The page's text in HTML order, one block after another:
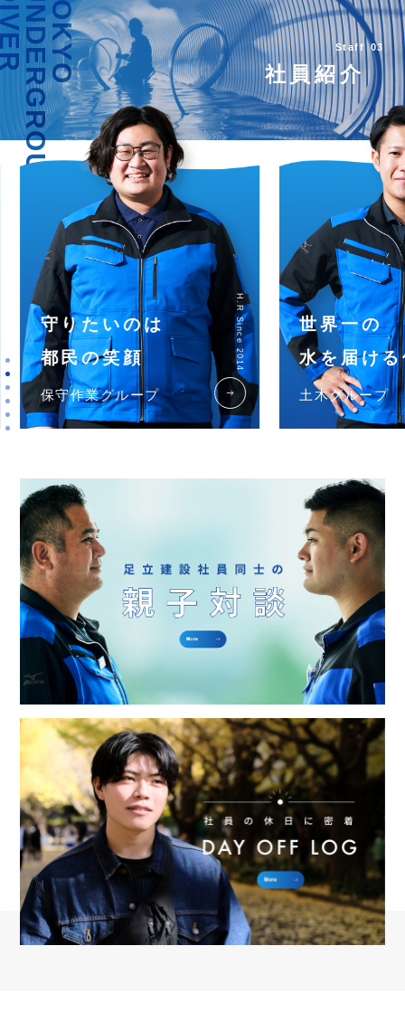
03
Staff
社員紹介
守りたいのは
都民の笑顔
保守作業グループ
H.R Since 2014
east
世界一の
水を届け
土木グループ
TOKYO
UNDERGROUND